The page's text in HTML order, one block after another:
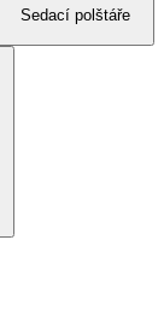
Sedací polštáře